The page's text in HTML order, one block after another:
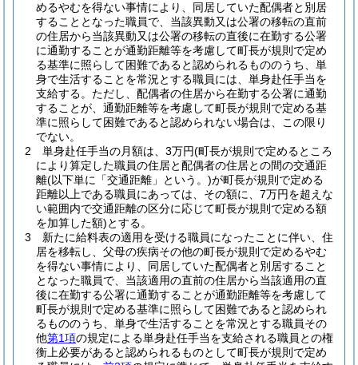
めるやむを得ない事情により、同居していた配偶者と別居
することとなった職員で、当該異動又は公署の移転の直前
の住居から当該異動又は公署の移転の直後に在勤する公署
に通勤することが通勤距離等を考慮して町長が規則で定め
る基準に照らして困難であると認められるもののうち、単
身で生活することを常況とする職員には、単身赴任手当を
支給する。 ただし、配偶者の住居から在勤する公署に通勤
することが、通勤距離等を考慮して町長が規則で定める基
準に照らして困難であると認められない場合は、この限り
でない。
2
単身赴任手当の月額は、3万円(町長が規則で定めるところ
により算定した職員の住居と配偶者の住居との間の交通距
離(以下単に「交通距離」という。)が町長が規則で定める
距離以上である職員にあっては、その額に、7万円を超えな
い範囲内で交通距離の区分に応じて町長が規則で定める額
を加算した額)とする。
3
新たに給料表の適用を受ける職員になったことに伴い、住
居を移転し、父母の疾病その他の町長が規則で定めるやむ
を得ない事情により、同居していた配偶者と別居すること
となった職員で、当該適用の直前の住居から当該適用の直
後に在勤する公署に通勤することが通勤距離等を考慮して
町長が規則で定める基準に照らして困難であると認められ
るもののうち、単身で生活することを常況とする職員その
他第1項の規定による単身赴任手当を支給される職員との権
衡上必要があると認められるものとして町長が規則で定め